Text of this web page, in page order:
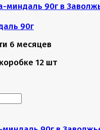
90г
6 месяцев
12 шт